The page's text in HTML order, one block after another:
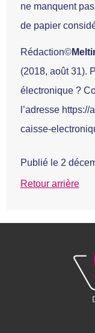
ne manquent
de papier
Rédaction©
(2018, août 31).
électronique ?
l’adresse
caisse-
Publié le 2
Retour arrière